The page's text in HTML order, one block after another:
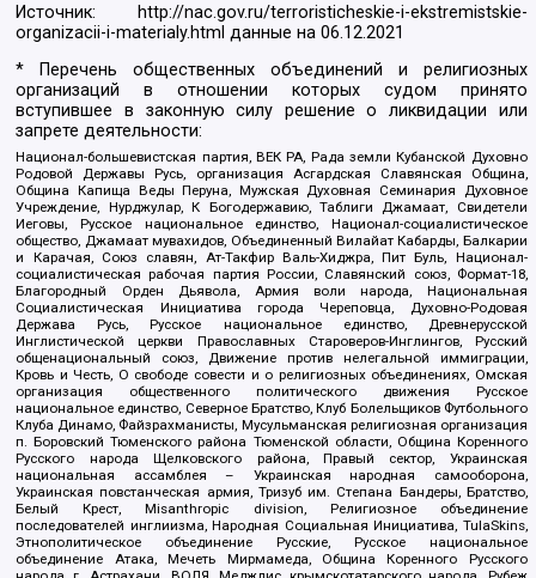
Источник:
http://nac.gov.ru/terroristicheskie-i-ekstremistskie-
organizacii-i-materialy.html данные на06.12.2021
* Перечень общественных объединений и религиозных
организаций в отношении которых судом принято
вступившее в законную силу решение о ликвидации или
запрете деятельности:
Национал-большевистская партия, ВЕК РА, Рада земли Кубанской Духовно
Родовой Державы Русь, организация Асгардская Славянская Община,
Община Капища Веды Перуна, Мужская Духовная Семинария Духовное
Учреждение, Нурджулар, К Богодержавию, Таблиги Джамаат, Свидетели
Иеговы, Русское национальное единство, Национал-социалистическое
общество, Джамаат мувахидов, Объединенный Вилайат Кабарды, Балкарии
и Карачая, Союз славян, Ат-Такфир Валь-Хиджра, Пит Буль, Национал-
социалистическая рабочая партия России, Славянский союз, Формат-18,
Благородный Орден Дьявола, Армия воли народа, Национальная
Социалистическая Инициатива города Череповца, Духовно-Родовая
Держава Русь, Русское национальное единство, Древнерусской
Инглистической церкви Православных Староверов-Инглингов, Русский
общенациональный союз, Движение против нелегальной иммиграции,
Кровь и Честь, О свободе совести и о религиозных объединениях, Омская
организация общественного политического движения Русское
национальное единство, Северное Братство, Клуб Болельщиков Футбольного
Клуба Динамо, Файзрахманисты, Мусульманская религиозная организация
п. Боровский Тюменского района Тюменской области, Община Коренного
Русского народа Щелковского района, Правый сектор, Украинская
национальная ассамблея – Украинская народная самооборона,
Украинская повстанческая армия, Тризуб им. Степана Бандеры, Братство,
Белый Крест, Misanthropic division, Религиозное объединение
последователей инглиизма, Народная Социальная Инициатива, TulaSkins,
Этнополитическое объединение Русские, Русское национальное
объединение Атака, Мечеть Мирмамеда, Община Коренного Русского